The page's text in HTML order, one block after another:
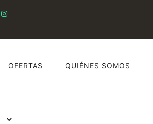
OFERTAS QUIÉNES SOMOS